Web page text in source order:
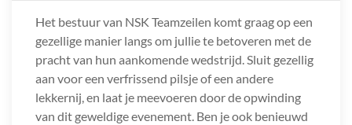
Het bestuur van NSK Teamzeilen komt graag op een
gezellige manier langs om jullie te betoveren met de
pracht van hun aankomende wedstrijd. Sluit gezellig
aan voor een verfrissend pilsje of een andere
lekkernij, en laat je meevoeren door de opwinding
van dit geweldige evenement. Ben je ook benieuwd